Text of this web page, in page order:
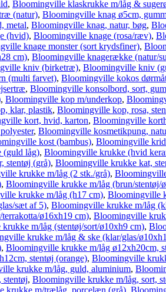
, Bloomingville klaskrukke m/låg &
(natur), Bloomingville knag ø5cm,
metal, Bloomingville knag, natur, bøg,
(hvid), Bloomingville knage (rosa/ræv),
knage monster (sort krydsfiner),
cm), Bloomingville knagerække (natur/
kniv (birketræ), Bloomingville kniv
(multi farvet), Bloomingville kokos
, Bloomingville konsolbord, sort,
, Bloomingville kop m/underkop,
klar, plastik, Bloomingville kop, rosa,
kort, hvid, karton, Bloomingville
, Bloomingville kosmetikpung,
kost (bambus), Bloomingville
(guld låg), Bloomingville krukke (hvid
stentøj (grå), Bloomingville krukke kat,
krukke m/låg (2 stk./grå),
, Bloomingville krukke m/låg (brun/stentøj/
krukke m/låg (h17 cm), Bloomingville
sæt af 5), Bloomingville krukke m/låg
ø16xh19 cm), Bloomingville
m/låg (stentøj/sort/ø10xh9 cm),
krukke m/låg & ske (klar/glas/
, Bloomingville krukke m/låg ø12xh20cm,
stentøj (orange), Bloomingville
krukke m/låg, guld, aluminium,
, Bloomingville krukke m/låg, sort,
krukke m/trælåg, porcelæn (grå)